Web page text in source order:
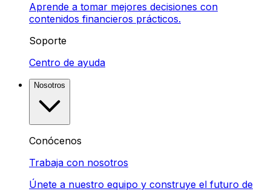
Aprende a tomar mejores decisiones con
contenidos financieros prácticos.
Soporte
Centro de ayuda
Nosotros
Conócenos
Trabaja con nosotros
Únete a nuestro equipo y construye el futuro de